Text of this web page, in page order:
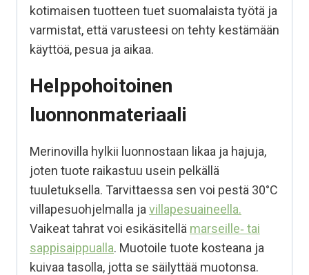
kotimaisen tuotteen tuet suomalaista työtä ja
varmistat, että varusteesi on tehty kestämään
käyttöä, pesua ja aikaa.
Helppohoitoinen
luonnonmateriaali
Merinovilla hylkii luonnostaan likaa ja hajuja,
joten tuote raikastuu usein pelkällä
tuuletuksella. Tarvittaessa sen voi pestä 30°C
villapesuohjelmalla ja villapesuaineella.
Vaikeat tahrat voi esikäsitellä marseille‑ tai
sappisaippualla. Muotoile tuote kosteana ja
kuivaa tasolla, jotta se säilyttää muotonsa.